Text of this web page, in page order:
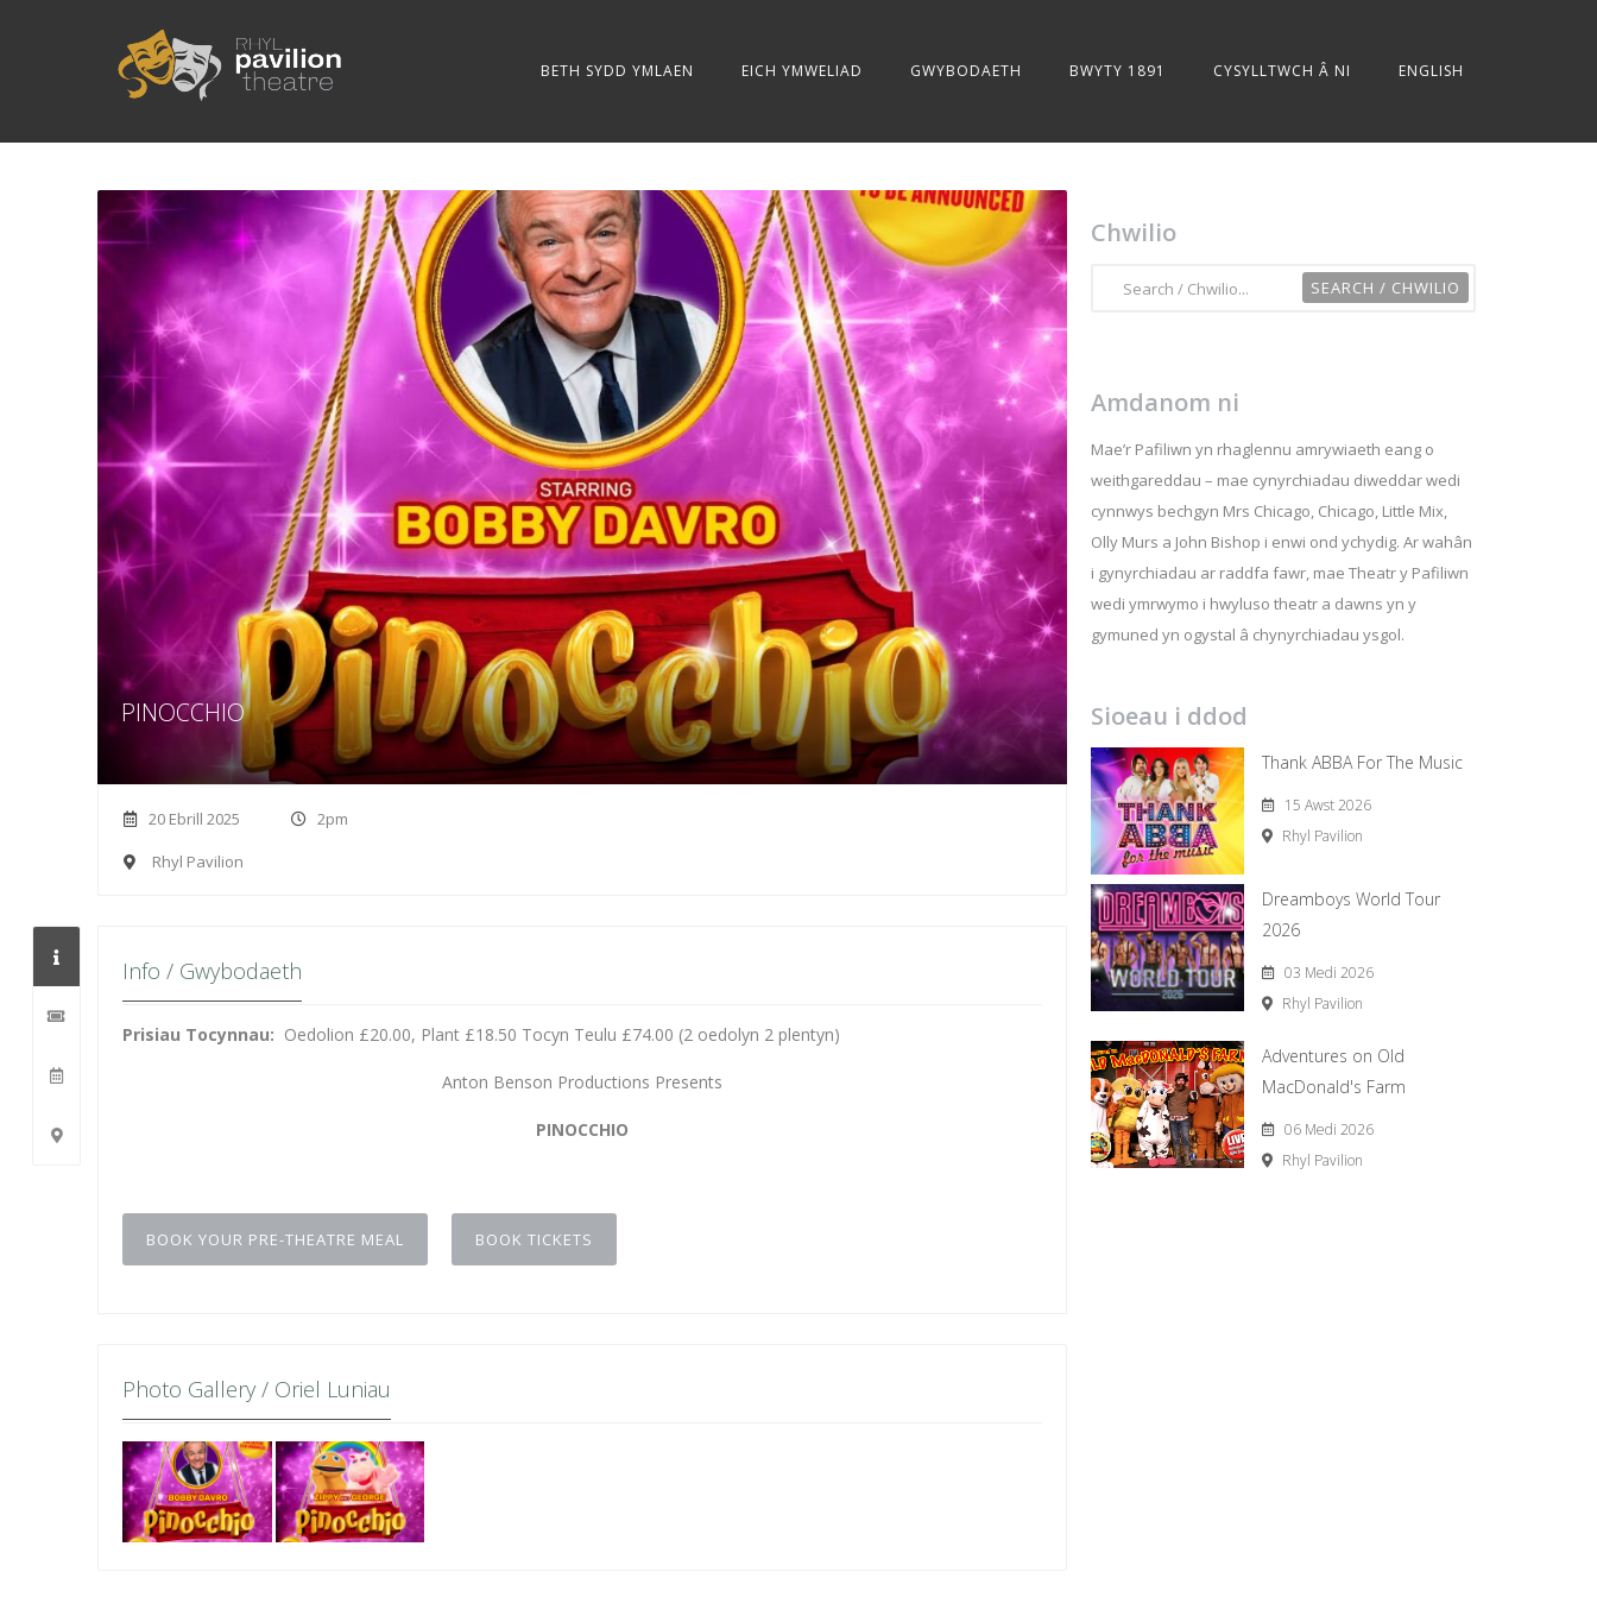
BETH SYDD YMLAEN EICH YMWELIAD GWYBODAETH BWYTY 1891 CYSYLLTWCH Â NI ENGLISH
PINOCCHIO
20 Ebrill 2025
2pm
Rhyl Pavilion
Info / Gwybodaeth
Prisiau Tocynnau: Oedolion £20.00, Plant £18.50 Tocyn Teulu £74.00 (2 oedolyn 2 plentyn)
Anton Benson Productions Presents
PINOCCHIO
BOOK YOUR PRE-THEATRE MEAL BOOK TICKETS
Photo Gallery / Oriel Luniau
Chwilio
Amdanom ni
Mae’r Pafiliwn yn rhaglennu amrywiaeth eang o
weithgareddau – mae cynyrchiadau diweddar wedi
cynnwys bechgyn Mrs Chicago, Chicago, Little Mix,
Olly Murs a John Bishop i enwi ond ychydig. Ar wahân
i gynyrchiadau ar raddfa fawr, mae Theatr y Pafiliwn
wedi ymrwymo i hwyluso theatr a dawns yn y
gymuned yn ogystal â chynyrchiadau ysgol.
Sioeau i ddod
Thank ABBA For The Music
15 Awst 2026
Rhyl Pavilion
Dreamboys World Tour
2026
03 Medi 2026
Rhyl Pavilion
Adventures on Old
MacDonald's Farm
06 Medi 2026
Rhyl Pavilion